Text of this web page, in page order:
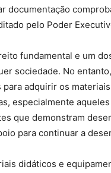
documentação
pelo Poder
fundamental e um
sociedade. No
adquirir os
especialmente
que demonstram
para continuar a
didáticos e